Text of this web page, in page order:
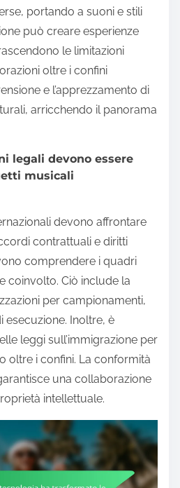
portando a suoni e stili
può creare esperienze
le limitazioni
oltre i confini
e l’apprezzamento di
arricchendo il panorama
legali devono essere
musicali
devono affrontare
contrattuali e diritti
comprendere i quadri
coinvolto. Ciò include la
per campionamenti,
esecuzione. Inoltre, è
leggi sull’immigrazione per
oltre i confini. La conformità
una collaborazione
intellettuale.